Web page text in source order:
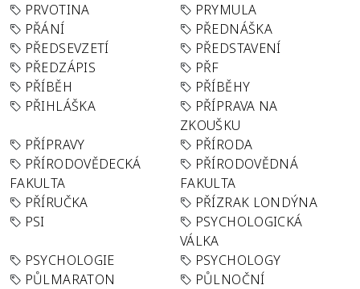
PRVOTINA
PRYMULA
PŘÁNÍ
PŘEDNÁŠKA
PŘEDSEVZETÍ
PŘEDSTAVENÍ
PŘEDZÁPIS
PŘF
PŘÍBĚH
PŘÍBĚHY
PŘIHLÁŠKA
PŘÍPRAVA NA
ZKOUŠKU
PŘÍPRAVY
PŘÍRODA
PŘÍRODOVĚDECKÁ
FAKULTA
PŘÍRODOVĚDNÁ
FAKULTA
PŘÍRUČKA
PŘÍZRAK LONDÝNA
PSI
PSYCHOLOGICKÁ
VÁLKA
PSYCHOLOGIE
PSYCHOLOGY
PŮLMARATON
PŮLNOČNÍ